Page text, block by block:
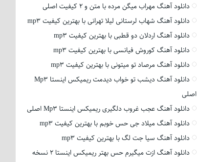
دانلود آهنگ مهراب میگن مرده با متن و 2 کیفیت اصلی
دانلود آهنگ شهاب لرستانی لیلا تهرانی با بهترین کیفیت mp3
دانلود آهنگ اردلان دو قطبی با بهترین کیفیت mp3
دانلود آهنگ کوروش فیانسی با بهترین کیفیت mp3
دانلود آهنگ مرصاد تو میتونی با بهترین کیفیت mp3
دانلود آهنگ دیشب تو خواب دیدمت ریمیکس اینستا Mp3
اصلی
دانلود آهنگ عجب غروب دلگیری ریمیکس اینستا Mp3 اصلی
دانلود آهنگ میلاد جی حس خوبم با بهترین کیفیت mp3
دانلود آهنگ سیا جت لگ با بهترین کیفیت mp3
دانلود آهنگ ازت میگیرم حس بهتر ریمیکس اینستا 2 نسخه